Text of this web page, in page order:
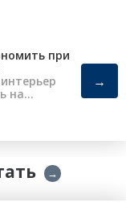
при
на
→
→